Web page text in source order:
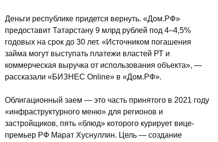
Деньги республике придется вернуть. «Дом.РФ»
предоставит Татарстану 9 млрд рублей под 4–4,5%
годовых на срок до 30 лет. «Источником погашения
займа могут выступать платежи властей РТ и
коммерческая выручка от использования объекта», —
рассказали «БИЗНЕС Online» в «Дом.РФ».
Облигационный заем — это часть принятого в 2021 году
«инфраструктурного меню» для регионов и
застройщиков, пять «блюд» которого курирует вице-
премьер РФ Марат Хуснуллин. Цель — создание